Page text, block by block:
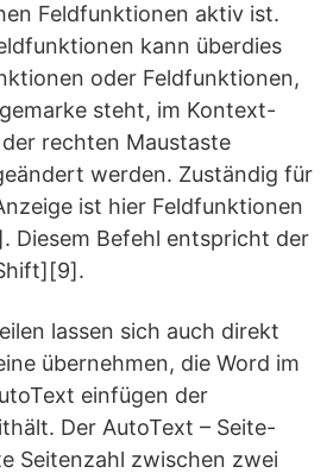
Feldfunktionen aktiv ist.
kann überdies
oder Feldfunktionen,
steht, im Kontext-
rechten Maustaste
werden. Zuständig für
ist hier Feldfunktionen
Diesem Befehl entspricht der
lassen sich auch direkt
übernehmen, die Word im
einfügen der
Der AutoText – Seite-
Seitenzahl zwischen zwei